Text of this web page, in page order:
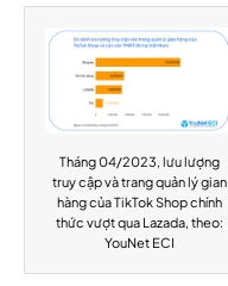
Tháng 04/2023, lưu lượng
truy cập và trang quản lý gian
hàng của TikTok Shop chính
thức vượt qua Lazada, theo:
YouNet ECI